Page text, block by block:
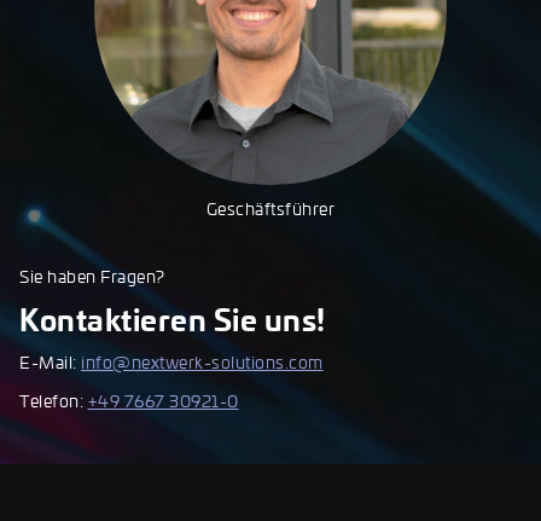
Geschäftsführer
Sie haben Fragen?
Kontaktieren Sie uns!
E-Mail: info@nextwerk-solutions.com
Telefon: +49 7667 30921-0